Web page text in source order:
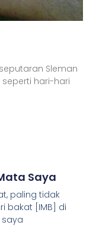
Sleman
hari-hari
Saya
paling tidak
bakat [IMB] di
saya